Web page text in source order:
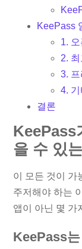
KeePass
1.
2.
3.
4.
결론
KeePass
을 수 있
이 모든 것이 가
주저해야 하는
앱이 아닌 몇 가
KeePass